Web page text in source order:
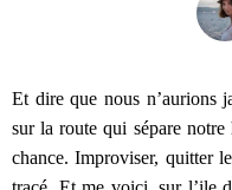
Et dire que nous n’aurions
sur la route qui sépare
chance. Improviser, quitter